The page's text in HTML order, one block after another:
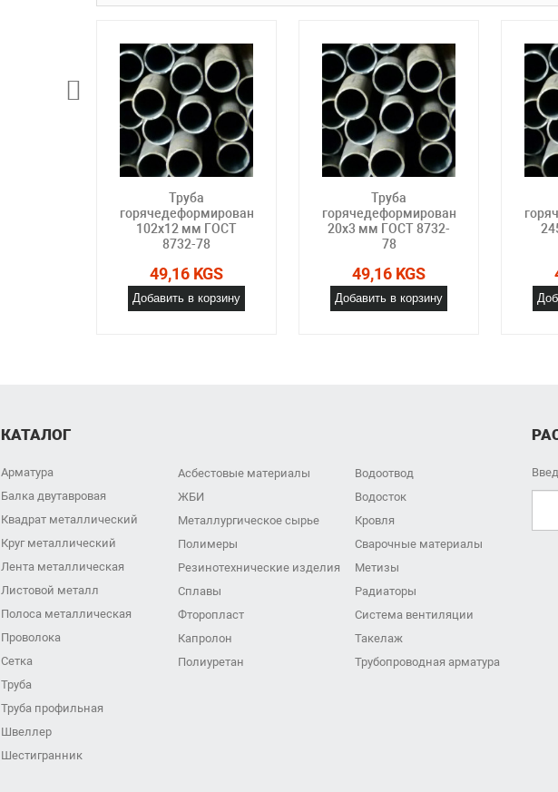
Труба
горячедеформированная
102х12 мм ГОСТ
8732-78
49,16 KGS
Добавить в корзину
Труба
горячедеформированная
20х3 мм ГОСТ 8732-
78
49,16 KGS
Добавить в корзину
КАТАЛОГ
Арматура
Балка двутавровая
Квадрат металлический
Круг металлический
Лента металлическая
Листовой металл
Полоса металлическая
Проволока
Сетка
Труба
Труба профильная
Швеллер
Шестигранник
Асбестовые материалы
ЖБИ
Металлургическое сырье
Полимеры
Резинотехнические изделия
Сплавы
Фторопласт
Капролон
Полиуретан
Водоотвод
Водосток
Кровля
Сварочные материалы
Метизы
Радиаторы
Система вентиляции
Такелаж
Трубопроводная арматура